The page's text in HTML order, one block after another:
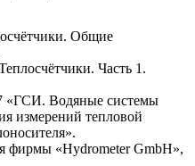
Общие
Часть 1.
«ГСИ. Водяные системы
измерений тепловой
фирмы «Hydrometer GmbH»,